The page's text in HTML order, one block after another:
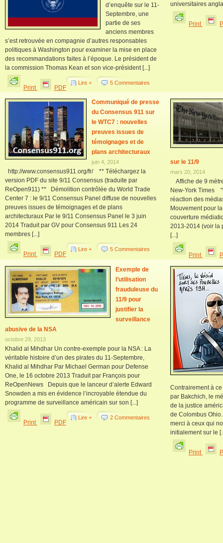
d’enquête sur le 11-
Septembre, une
partie de ses
anciens membres
s’est retrouvée en compagnie d’autres responsables
politiques à Washington pour examiner la mise en place
des recommandations faites à l’époque. Le président de
la commission Thomas Kean et son vice-président [...]
Print PDF
Lire + 5 Commentaires
universitaires
Print
Communiqué de presse
du Consensus 911 sur
le WTC7 : nouvelles
preuves issues de
témoignages et de
plans architecturaux
juin 4, 2014
http://www.consensus911.org/fr/ ** Téléchargez la
version PDF du site 9/11 Consensus (traduite par
ReOpen911) ** Démolition contrôlée du World Trade
Center 7 : le 9/11 Consensus Panel diffuse de nouvelles
preuves issues de témoignages et de plans
architecturaux Par le 9/11 Consensus Panel le 3 juin
2014 Traduit par GV pour Consensus 911 Les 24
membres [...]
Print PDF
Lire + 5 Commentaires
sur le 11/9
mars 20, 2014
Affiche de 9
New-York Times
réaction des
Mouvement pour
couverture
2013-2014 (voir la
[...]
Print
Exemple de
l’utilisation
frauduleuse du
11/9 pour
justifier la
surveillance
abusive de la NSA
octobre 29, 2013
Khalid al Mihdhar Un contre-exemple pour la NSA : La
véritable histoire d’un des pirates du 11-Septembre,
Khalid al Mihdhar Par Michael German pour Defense
One, le 16 octobre 2013 Traduit par François pour
ReOpenNews Depuis que le lanceur d’alerte Edward
Snowden a mis en évidence l’incroyable étendue du
programme de surveillance américain sur son [...]
Print PDF
Lire + 2 Commentaires
Contrairement à
par Bakchich, le
de la justice
de Colombus
merci à ceux qui
initialement sur le
Print